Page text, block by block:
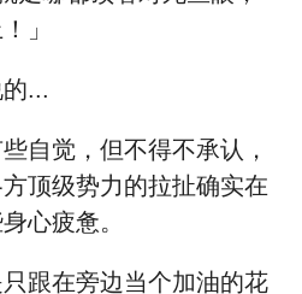
」
...
自觉，但不得不承认，
顶级势力的拉扯确实在
心疲惫。
跟在旁边当个加油的花